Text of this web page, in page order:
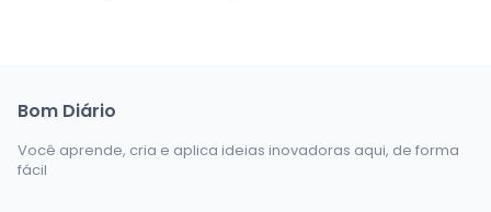
Bom Diário
Você aprende, cria e aplica ideias inovadoras aqui, de forma
fácil